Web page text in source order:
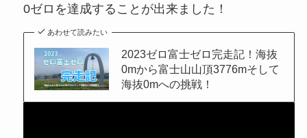
0ゼロを達成することが出来ました！
あわせて読みたい
2023ゼロ富士ゼロ完走記！海抜
0mから富士山山頂3776mそして
海抜0mへの挑戦！